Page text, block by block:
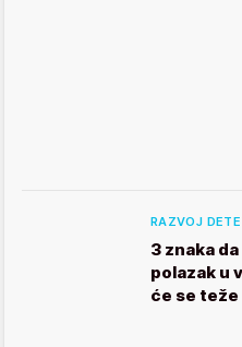
RAZVOJ
3 znaka
polazak u
će se